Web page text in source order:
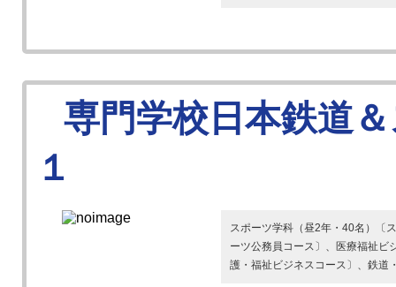
専門学校日本鉄道
１
スポーツ学科（昼2年・40名）〔
ーツ公務員コース〕、医療福祉ビ
護・福祉ビジネスコース〕、鉄道